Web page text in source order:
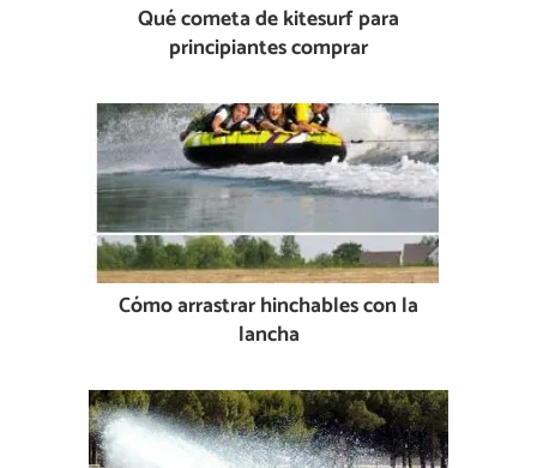
Qué cometa de kitesurf para
principiantes comprar
Cómo arrastrar hinchables con la
lancha